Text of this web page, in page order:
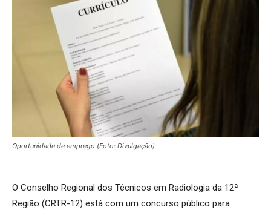
Oportunidade de emprego (Foto: Divulgação)
O Conselho Regional dos Técnicos em Radiologia da 12ª
Região (CRTR-12) está com um concurso público para